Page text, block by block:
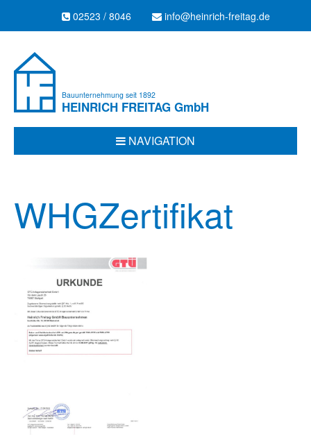
02523 / 8046 info@heinrich-freitag.de
Bauunternehmung seit 1892
HEINRICH FREITAG GmbH
NAVIGATION
WHGZertifikat